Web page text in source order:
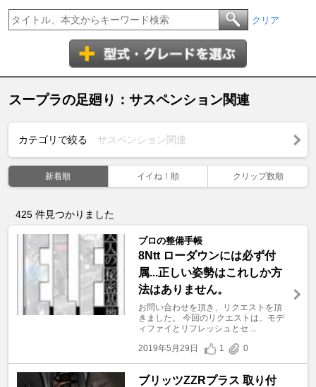
クリア
スープラの足廻り：サスペンション関連
カテゴリで絞る サスペンション関連
新着順 イイね！順 クリップ数順
425 件見つかりました
プロの整備手帳
8Ntt ローダウンには必ず付
属...正しい姿勢はこれしか方
法はありません。
お問い合わせを頂き、リクエストを頂
きました。 今回のリクエストは、モデ
ィファイとリフレッシュとセ ...
2019年5月29日
1 0
ブリッツZZRプラス 取り付